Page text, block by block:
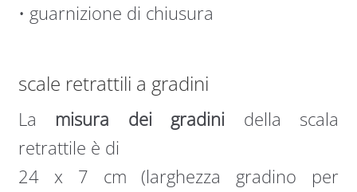
• guarnizione di chiusura
scale retrattili a gradini
La misura dei gradini della scala
retrattile è di
24 x 7 cm (larghezza gradino per